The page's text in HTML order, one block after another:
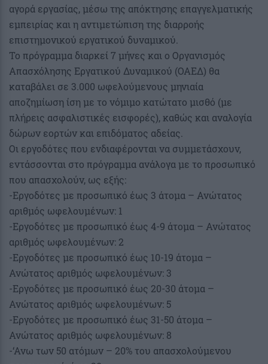
αγορά εργασίας, μέσω της απόκτησης επαγγελματικής
εμπειρίας και η αντιμετώπιση της διαρροής
επιστημονικού εργατικού δυναμικού.
Το πρόγραμμα διαρκεί 7 μήνες και ο Οργανισμός
Απασχόλησης Εργατικού Δυναμικού (ΟΑΕΔ) θα
καταβάλει σε 3.000 ωφελούμενους μηνιαία
αποζημίωση ίση με το νόμιμο κατώτατο μισθό (με
πλήρεις ασφαλιστικές εισφορές), καθώς και αναλογία
δώρων εορτών και επιδόματος αδείας.
Οι εργοδότες που ενδιαφέρονται να συμμετάσχουν,
εντάσσονται στο πρόγραμμα ανάλογα με το προσωπικό
που απασχολούν, ως εξής:
-Εργοδότες με προσωπικό έως 3 άτομα – Ανώτατος
αριθμός ωφελουμένων: 1
-Εργοδότες με προσωπικό έως 4-9 άτομα – Ανώτατος
αριθμός ωφελουμένων: 2
-Εργοδότες με προσωπικό έως 10-19 άτομα –
Ανώτατος αριθμός ωφελουμένων: 3
-Εργοδότες με προσωπικό έως 20-30 άτομα –
Ανώτατος αριθμός ωφελουμένων: 5
-Εργοδότες με προσωπικό έως 31-50 άτομα –
Ανώτατος αριθμός ωφελουμένων: 8
-‘Ανω των 50 ατόμων – 20% του απασχολούμενου